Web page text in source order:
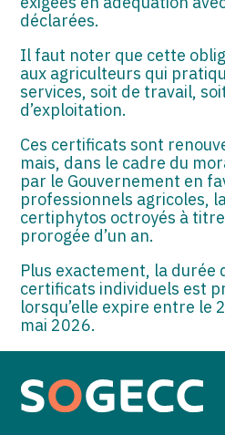
Aller
déclarées.
Il faut noter que cette
aux agriculteurs qui
services, soit de travail,
d’exploitation.
Ces certificats sont
mais, dans le cadre du
par le Gouvernement en
professionnels agricoles,
certiphytos octroyés à
prorogée d’un an.
Plus exactement, la durée
certificats individuels est
lorsqu’elle expire entre le
mai 2026.
Décret no 2025-222 du
prorogeant d’un an la